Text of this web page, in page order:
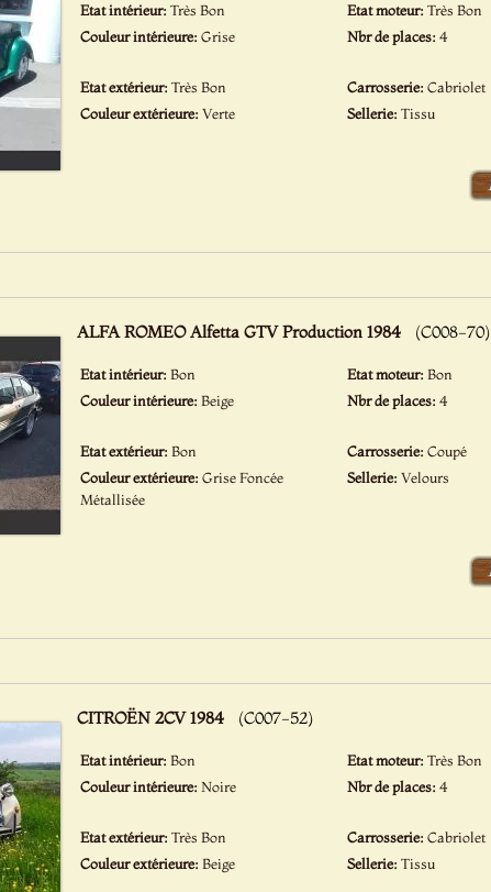
Etat intérieur: Très Bon
Couleur intérieure: Grise
Etat extérieur: Très Bon
Couleur extérieure: Verte
Etat moteur: Très Bon
Nbr de places: 4
Carrosserie: Cabriolet
Sellerie: Tissu
ALFA ROMEO Alfetta GTV Production 1984 (C008-70)
Etat intérieur: Bon
Couleur intérieure: Beige
Etat extérieur: Bon
Couleur extérieure: Grise Foncée
Métallisée
Etat moteur: Bon
Nbr de places: 4
Carrosserie: Coupé
Sellerie: Velours
CITROËN 2CV 1984 (C007-52)
Etat intérieur: Bon
Couleur intérieure: Noire
Etat extérieur: Très Bon
Couleur extérieure: Beige
Etat moteur: Très Bon
Nbr de places: 4
Carrosserie: Cabriolet
Sellerie: Tissu